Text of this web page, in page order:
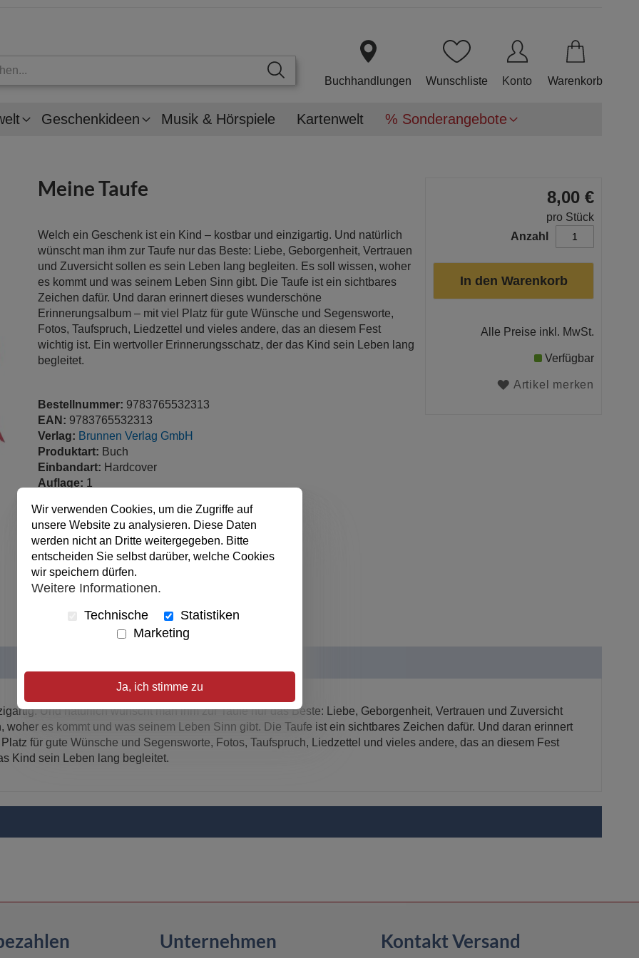
Buchhandlungen Wunschliste Konto Warenkorb
Geschenkideen Musik & Hörspiele Kartenwelt % Sonderangebote
Meine Taufe
Welch ein Geschenk ist ein Kind – kostbar und einzigartig. Und natürlich
wünscht man ihm zur Taufe nur das Beste: Liebe, Geborgenheit, Vertrauen
und Zuversicht sollen es sein Leben lang begleiten. Es soll wissen, woher
es kommt und was seinem Leben Sinn gibt. Die Taufe ist ein sichtbares
Zeichen dafür. Und daran erinnert dieses wunderschöne
Erinnerungsalbum – mit viel Platz für gute Wünsche und Segensworte,
Fotos, Taufspruch, Liedzettel und vieles andere, das an diesem Fest
wichtig ist. Ein wertvoller Erinnerungsschatz, der das Kind sein Leben lang
begleitet.
Bestellnummer: 9783765532313
EAN: 9783765532313
Verlag: Brunnen Verlag GmbH
Produktart: Buch
Einbandart: Hardcover
Auflage: 1
Seitenzahl:40 Seiten
veröffentlicht:31.01.2019
Abmessungen:22.5 x 18 cm
8,00 €
pro Stück
Anzahl
In den Warenkorb
Alle Preise inkl. MwSt.
Verfügbar
Artikel merken
Und natürlich wünscht man ihm zur Taufe nur das Beste: Liebe, Geborgenheit, Vertrauen und Zuversicht
es kommt und was seinem Leben Sinn gibt. Die Taufe ist ein sichtbares Zeichen dafür. Und daran erinnert
für gute Wünsche und Segensworte, Fotos, Taufspruch, Liedzettel und vieles andere, das an diesem Fest
Kind sein Leben lang begleitet.
Wir verwenden Cookies, um die Zugriffe auf
unsere Website zu analysieren. Diese Daten
werden nicht an Dritte weitergegeben. Bitte
entscheiden Sie selbst darüber, welche Cookies
wir speichern dürfen.
Weitere Informationen.
Technische
Statistiken
Marketing
Ja, ich stimme zu
Unternehmen Kontakt Versand